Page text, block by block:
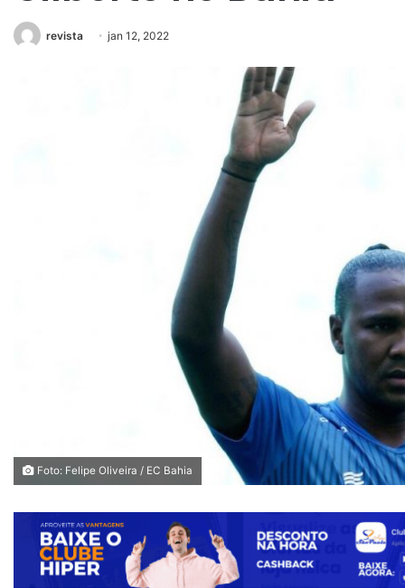
revista jan 12, 2022
Foto: Felipe Oliveira / EC Bahia